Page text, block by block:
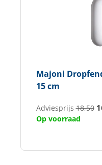
Majoni
15 cm
Adviesprijs18,50
Op voorraad